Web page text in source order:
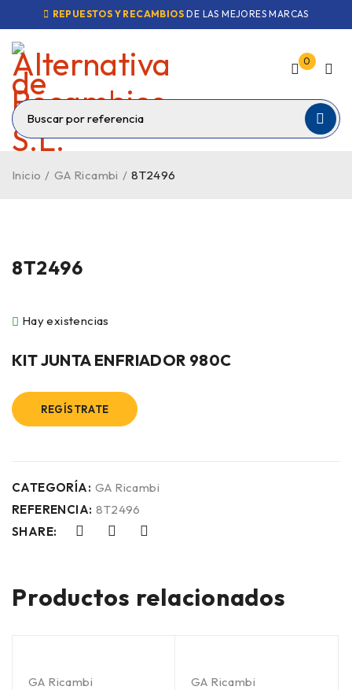
REPUESTOS Y RECAMBIOS DE LAS MEJORES MARCAS
0
Inicio / GA Ricambi / 8T2496
8T2496
Hay existencias
KIT JUNTA ENFRIADOR 980C
REGÍSTRATE
CATEGORÍA: GA Ricambi
REFERENCIA: 8T2496
SHARE:
Productos relacionados
GA Ricambi
GA Ricambi